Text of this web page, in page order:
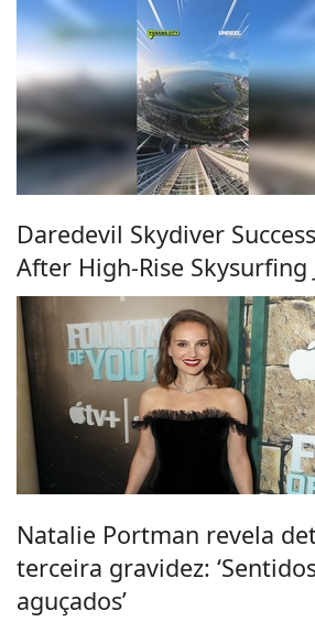
Daredevil Skydiver
After High-Rise Skysurfing
Natalie Portman revela
terceira gravidez:
aguçados’